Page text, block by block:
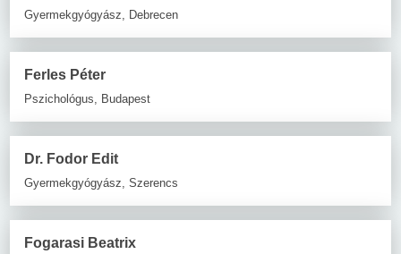
Gyermekgyógyász, Debrecen
Ferles Péter
Pszichológus, Budapest
Dr. Fodor Edit
Gyermekgyógyász, Szerencs
Fogarasi Beatrix